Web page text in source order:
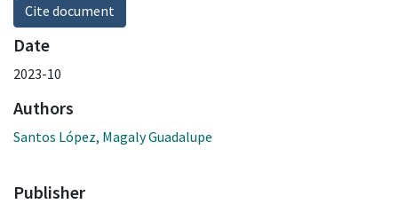
Cite document
Date
2023-10
Authors
Santos López, Magaly Guadalupe
Publisher